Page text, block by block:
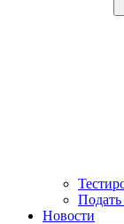
Подать
Новости